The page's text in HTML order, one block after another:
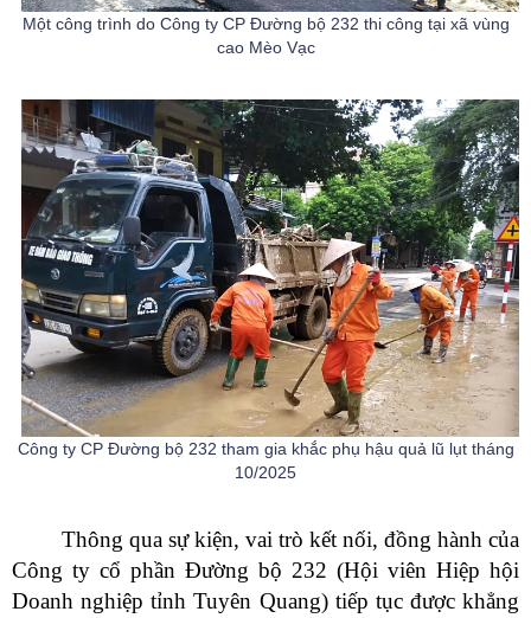
Một công trình do Công ty CP Đường bộ 232 thi công tại xã vùng
cao Mèo Vạc
Công ty CP Đường bộ 232 tham gia khắc phụ hậu quả lũ lụt tháng
10/2025
Thông qua sự kiện, vai trò kết nối, đồng hành của
Công ty cổ phần Đường bộ 232 (Hội viên Hiệp hội
Doanh nghiệp tỉnh Tuyên Quang) tiếp tục được khẳng